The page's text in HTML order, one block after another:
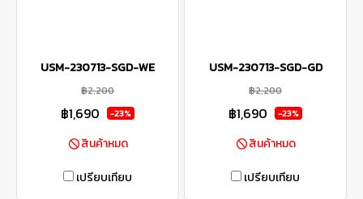
USM-230713-SGD-WE
฿2,200
฿1,690 -23%
สินค้าหมด
เปรียบเทียบ
USM-230713-SGD-GD
฿2,200
฿1,690 -23%
สินค้าหมด
เปรียบเทียบ